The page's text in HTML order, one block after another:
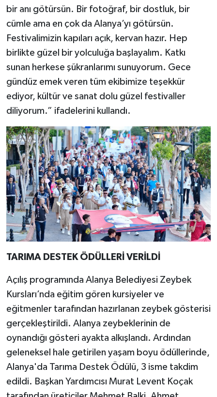
bir anı götürsün. Bir fotoğraf, bir dostluk, bir
cümle ama en çok da Alanya’yı götürsün.
Festivalimizin kapıları açık, kervan hazır. Hep
birlikte güzel bir yolculuğa başlayalım. Katkı
sunan herkese şükranlarımı sunuyorum. Gece
gündüz emek veren tüm ekibimize teşekkür
ediyor, kültür ve sanat dolu güzel festivaller
diliyorum.” ifadelerini kullandı.
TARIMA DESTEK ÖDÜLLERİ VERİLDİ
Açılış programında Alanya Belediyesi Zeybek
Kursları’nda eğitim gören kursiyeler ve
eğitmenler tarafından hazırlanan zeybek gösterisi
gerçekleştirildi. Alanya zeybeklerinin de
oynandığı gösteri ayakta alkışlandı. Ardından
geleneksel hale getirilen yaşam boyu ödüllerinde,
Alanya'da Tarıma Destek Ödülü, 3 isme takdim
edildi. Başkan Yardımcısı Murat Levent Koçak